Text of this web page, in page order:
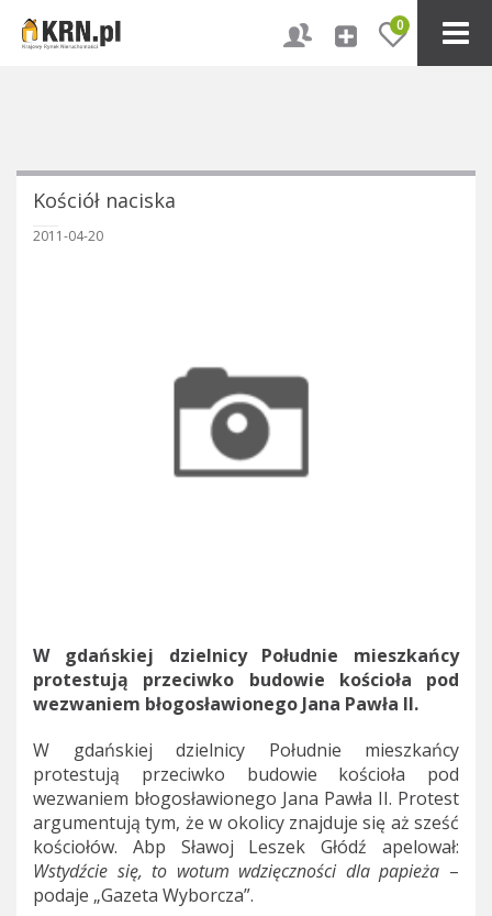
0
Kościół naciska
2011-04-20
W gdańskiej dzielnicy Południe mieszkańcy
protestują przeciwko budowie kościoła pod
wezwaniem błogosławionego Jana Pawła II.
W gdańskiej dzielnicy Południe mieszkańcy
protestują przeciwko budowie kościoła pod
wezwaniem błogosławionego Jana Pawła II. Protest
argumentują tym, że w okolicy znajduje się aż sześć
kościołów. Abp Sławoj Leszek Głódź apelował:
Wstydźcie się, to wotum wdzięczności dla papieża –
podaje „Gazeta Wyborcza”.